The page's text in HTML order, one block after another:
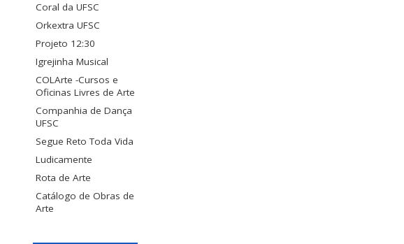
Coral da UFSC
Orkextra UFSC
Projeto 12:30
Igrejinha Musical
COLArte -Cursos e
Oficinas Livres de Arte
Companhia de Dança
UFSC
Segue Reto Toda Vida
Ludicamente
Rota de Arte
Catálogo de Obras de
Arte